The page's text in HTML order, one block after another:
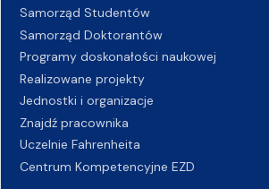
Samorząd Studentów
Samorząd Doktorantów
Programy doskonałości naukowej
Realizowane projekty
Jednostki i organizacje
Znajdź pracownika
Uczelnie Fahrenheita
Centrum Kompetencyjne EZD